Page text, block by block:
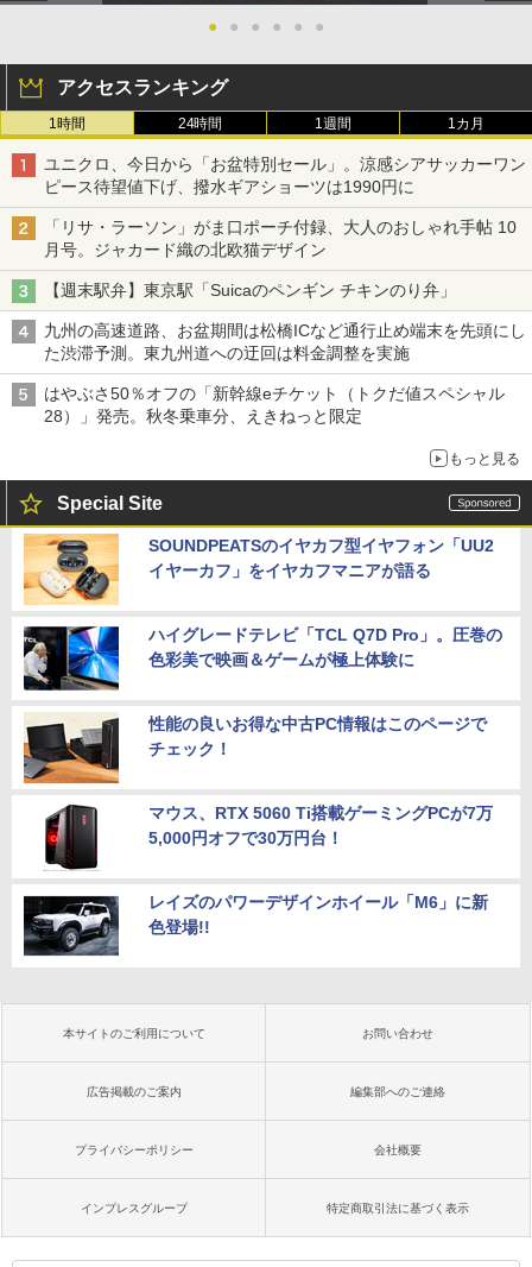
● ● ● ● ● ●
アクセスランキング
1時間 24時間 1週間 1カ月
ユニクロ、今日から「お盆特別セール」。涼感シアサッカーワン
ピース待望値下げ、撥水ギアショーツは1990円に
「リサ・ラーソン」がま口ポーチ付録、大人のおしゃれ手帖 10
月号。ジャカード織の北欧猫デザイン
【週末駅弁】東京駅「Suicaのペンギン チキンのり弁」
九州の高速道路、お盆期間は松橋ICなど通行止め端末を先頭にし
た渋滞予測。東九州道への迂回は料金調整を実施
はやぶさ50％オフの「新幹線eチケット（トクだ値スペシャル
28）」発売。秋冬乗車分、えきねっと限定
もっと見る
Special Site
SOUNDPEATSのイヤカフ型イヤフォン「UU2
イヤーカフ」をイヤカフマニアが語る
ハイグレードテレビ「TCL Q7D Pro」。圧巻の
色彩美で映画＆ゲームが極上体験に
性能の良いお得な中古PC情報はこのページで
チェック！
マウス、RTX 5060 Ti搭載ゲーミングPCが7万
5,000円オフで30万円台！
レイズのパワーデザインホイール「M6」に新
色登場!!
本サイトのご利用について お問い合わせ
広告掲載のご案内 編集部へのご連絡
プライバシーポリシー 会社概要
インプレスグループ 特定商取引法に基づく表示